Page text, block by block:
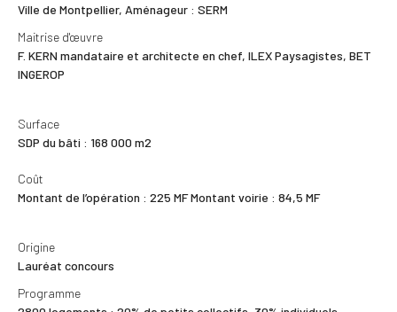
Ville de Montpellier, Aménageur : SERM
Maitrise d'œuvre
F. KERN mandataire et architecte en chef, ILEX Paysagistes, BET
INGEROP
Surface
SDP du bâti : 168 000 m2
Coût
Montant de l’opération : 225 MF Montant voirie : 84,5 MF
Origine
Lauréat concours
Programme